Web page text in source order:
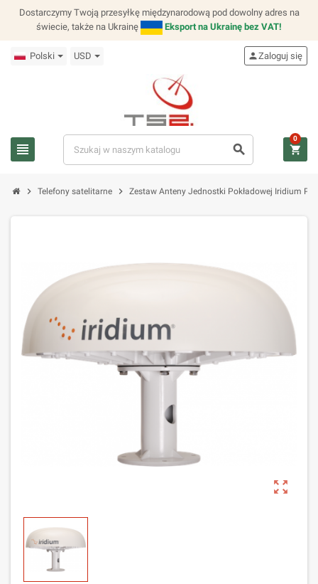
Dostarczymy Twoją przesyłkę międzynarodową pod dowolny adres na
świecie, także na Ukrainę
Eksport na Ukrainę bez VAT!
Polski USD
view_headline search
personZaloguj się
shopping_cart
0
chevron_right Telefony satelitarne chevron_right Zestaw Anteny Jednostki Pokładowej Iridium
zoom_out_map